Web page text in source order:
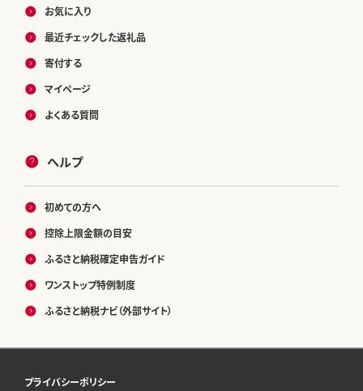
お気に入り
最近チェックした返礼品
寄付する
マイページ
よくある質問
ヘルプ
初めての方へ
控除上限金額の目安
ふるさと納税確定申告ガイド
ワンストップ特例制度
ふるさと納税ナビ（外部サイト）
プライバシーポリシー